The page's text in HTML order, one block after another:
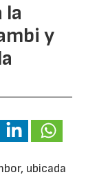
la
y
ubicada